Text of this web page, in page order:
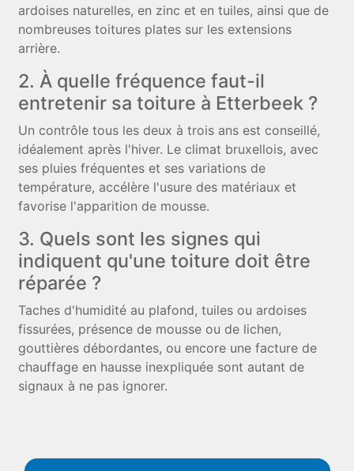
ardoises naturelles, en zinc et en tuiles, ainsi que de
nombreuses toitures plates sur les extensions
arrière.
2. À quelle fréquence faut-il
entretenir sa toiture à Etterbeek ?
Un contrôle tous les deux à trois ans est conseillé,
idéalement après l'hiver. Le climat bruxellois, avec
ses pluies fréquentes et ses variations de
température, accélère l'usure des matériaux et
favorise l'apparition de mousse.
3. Quels sont les signes qui
indiquent qu'une toiture doit être
réparée ?
Taches d'humidité au plafond, tuiles ou ardoises
fissurées, présence de mousse ou de lichen,
gouttières débordantes, ou encore une facture de
chauffage en hausse inexpliquée sont autant de
signaux à ne pas ignorer.